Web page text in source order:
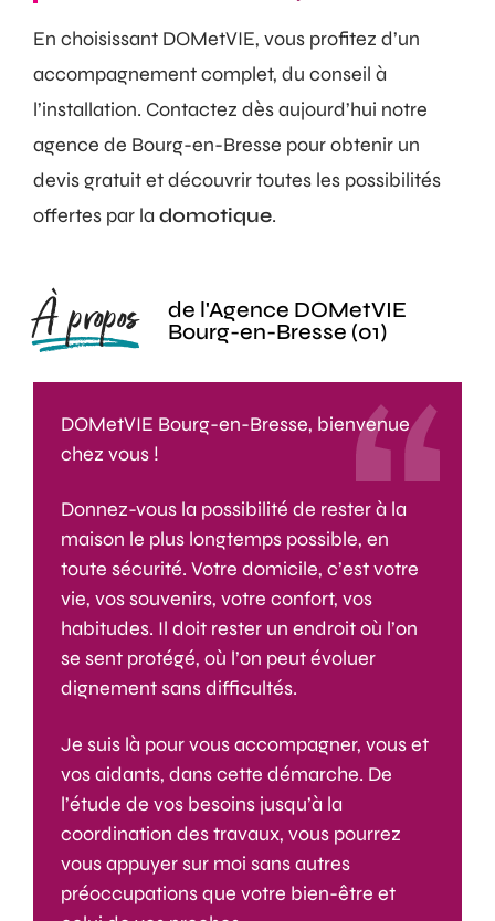
En choisissant DOMetVIE, vous profitez d’un
accompagnement complet, du conseil à
l’installation. Contactez dès aujourd’hui notre
agence de Bourg-en-Bresse pour obtenir un
devis gratuit et découvrir toutes les possibilités
offertes par la domotique.
À propos
de l'Agence DOMetVIE
Bourg-en-Bresse (01)
DOMetVIE Bourg-en-Bresse, bienvenue
chez vous !
Donnez-vous la possibilité de rester à la
maison le plus longtemps possible, en
toute sécurité. Votre domicile, c’est votre
vie, vos souvenirs, votre confort, vos
habitudes. Il doit rester un endroit où l’on
se sent protégé, où l’on peut évoluer
dignement sans difficultés.
Je suis là pour vous accompagner, vous et
vos aidants, dans cette démarche. De
l’étude de vos besoins jusqu’à la
coordination des travaux, vous pourrez
vous appuyer sur moi sans autres
préoccupations que votre bien-être et